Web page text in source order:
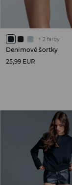
+ 2 farby
Denimové šortky
25,99 EUR